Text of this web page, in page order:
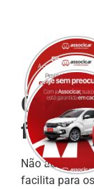
fazem
Não adianta
facilita para